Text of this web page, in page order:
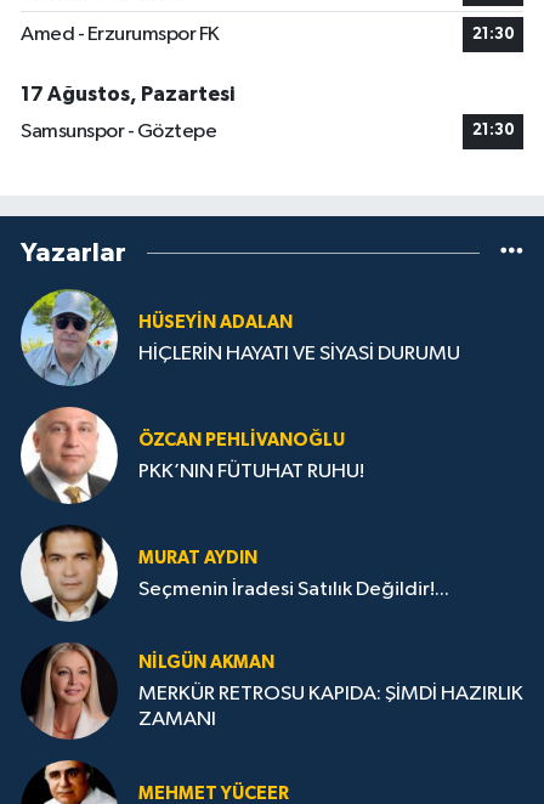
Amed - Erzurumspor FK 21:30
17 Ağustos, Pazartesi
Samsunspor - Göztepe
21:30
Yazarlar
HÜSEYIN ADALAN
HİÇLERİN HAYATI VE SİYASİ DURUMU
ÖZCAN PEHLIVANOĞLU
PKK’NIN FÜTUHAT RUHU!
MURAT AYDIN
Seçmenin İradesi Satılık Değildir!...
NILGÜN AKMAN
MERKÜR RETROSU KAPIDA: ŞİMDİ HAZIRLIK
ZAMANI
MEHMET YÜCEER